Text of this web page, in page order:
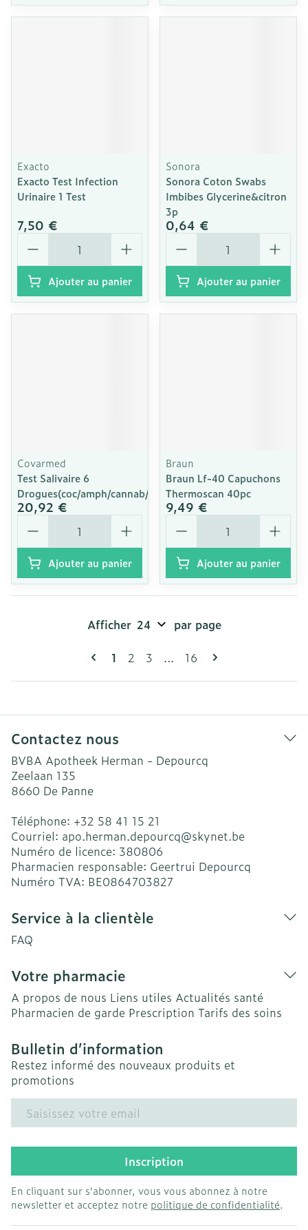
Exacto
Exacto Test Infection
Urinaire 1 Test
7,50 €
Quantité
Ajouter au panier
Sonora
Sonora Coton Swabs
Imbibes Glycerine&citron
3p
0,64 €
Quantité
Ajouter au panier
Covarmed
Test Salivaire 6
Drogues(coc/amph/cannab/opiat/xtc
20,92 €
Quantité
Ajouter au panier
Braun
Braun Lf-40 Capuchons
Thermoscan 40pc
9,49 €
Quantité
Ajouter au panier
Vous lisez actuellement la page
1 Page
2 Page
3 ... Page
16
Afficher par page
Contactez nous
BVBA Apotheek Herman - Depourcq
Zeelaan 135
8660 De Panne
Téléphone: +32 58 41 15 21
Courriel: apo.herman.depourcq@skynet.be
Numéro de licence: 380806
Pharmacien responsable: Geertrui Depourcq
Numéro TVA: BE0864703827
Service à la clientèle
FAQ
Votre pharmacie
A propos de nous Liens utiles Actualités santé
Pharmacien de garde Prescription Tarifs des soins
Bulletin d’information
Restez informé des nouveaux produits et
promotions
Adresse mail
Inscription
En cliquant sur s'abonner, vous vous abonnez à notre
newsletter et acceptez notre politique de confidentialité.